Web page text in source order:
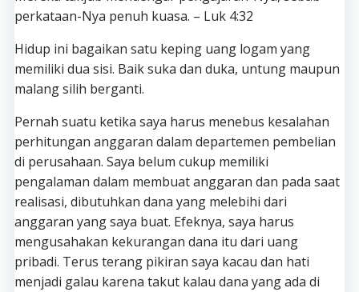
perkataan-Nya penuh kuasa. – Luk 4:32
Hidup ini bagaikan satu keping uang logam yang
memiliki dua sisi. Baik suka dan duka, untung maupun
malang silih berganti.
Pernah suatu ketika saya harus menebus kesalahan
perhitungan anggaran dalam departemen pembelian
di perusahaan. Saya belum cukup memiliki
pengalaman dalam membuat anggaran dan pada saat
realisasi, dibutuhkan dana yang melebihi dari
anggaran yang saya buat. Efeknya, saya harus
mengusahakan kekurangan dana itu dari uang
pribadi. Terus terang pikiran saya kacau dan hati
menjadi galau karena takut kalau dana yang ada di